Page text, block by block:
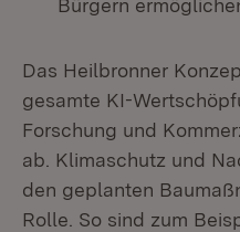
Bürgern
Das Heilbronner
gesamte KI-
Forschung und
ab. Klimaschutz und
den geplanten
Rolle. So sind zum